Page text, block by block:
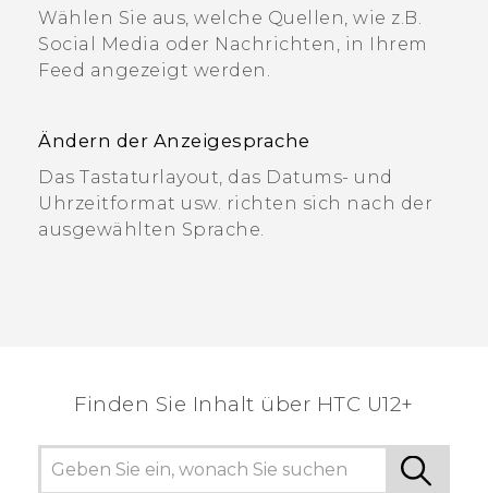
Wählen Sie aus, welche Quellen, wie z.B.
Social Media oder Nachrichten, in Ihrem
Feed angezeigt werden.
Ändern der Anzeigesprache
Das Tastaturlayout, das Datums- und
Uhrzeitformat usw. richten sich nach der
ausgewählten Sprache.
Finden Sie Inhalt über‎ HTC U12+